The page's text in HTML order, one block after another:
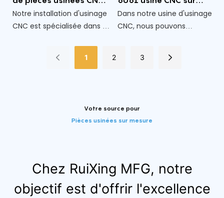
que nous produisons.
sur mesure
Notre installation d'usinage
CNC est spécialisée dans la
pour les pièces usinées
précision et l'efficacité,
répondre aux divers besoins
de nos clients.
mesure avec
anodisation
Dans notre usine d'usinage
CNC, nous pouvons
pour l'alliage d'aluminium
Nos processus d'usinage
supérieure et une précision
dimensionnelle
exceptionnelle.
1 2 3
Votre source pour
Pièces usinées sur mesure
Chez RuiXing MFG, notre
objectif est d'offrir l'excellence